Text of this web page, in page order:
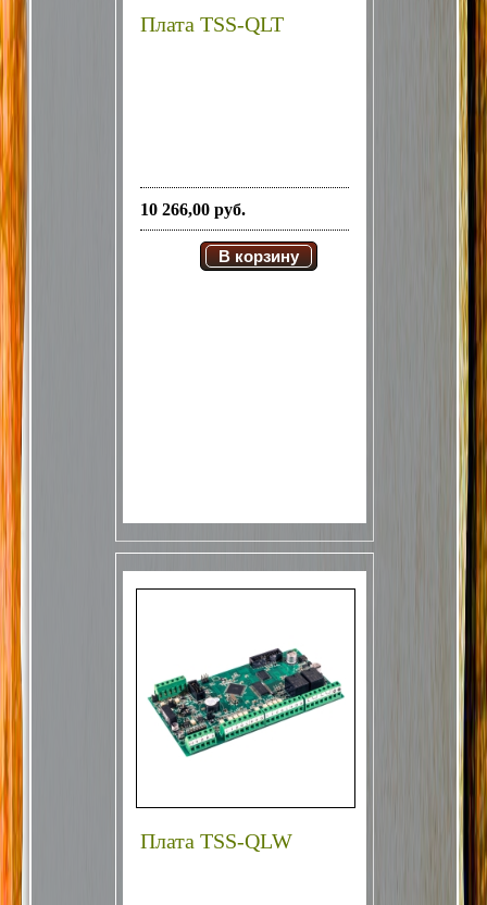
Плата TSS-QLT
10 266,00 руб.
В корзину
Плата TSS-QLW